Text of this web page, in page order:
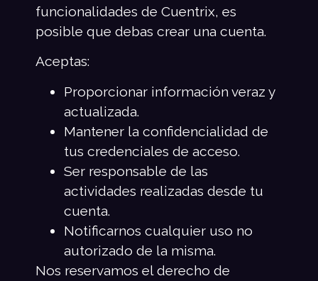
funcionalidades de Cuentrix, es
posible que debas crear una cuenta.
Aceptas:
Proporcionar información veraz y
actualizada.
Mantener la confidencialidad de
tus credenciales de acceso.
Ser responsable de las
actividades realizadas desde tu
cuenta.
Notificarnos cualquier uso no
autorizado de la misma.
Nos reservamos el derecho de